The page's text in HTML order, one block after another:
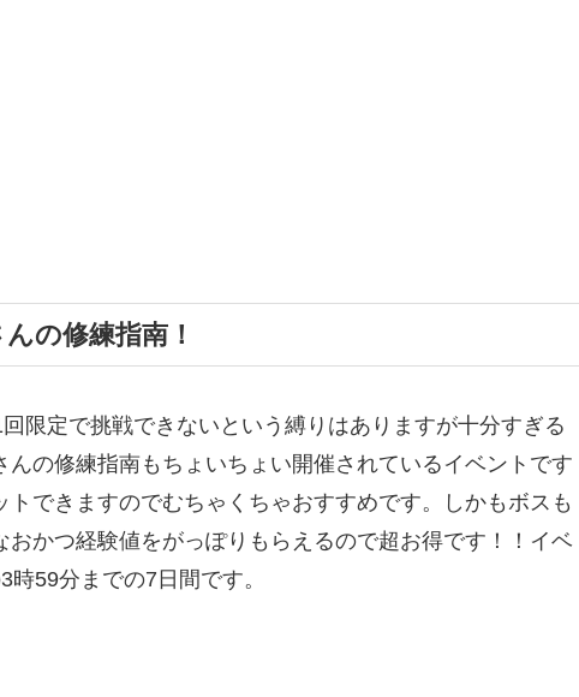
の修練指南！
限定で挑戦できないという縛りはありますが十分すぎる
の修練指南もちょいちょい開催されているイベントです
できますのでむちゃくちゃおすすめです。しかもボスも
かつ経験値をがっぽりもらえるので超お得です！！イベ
59分までの7日間です。